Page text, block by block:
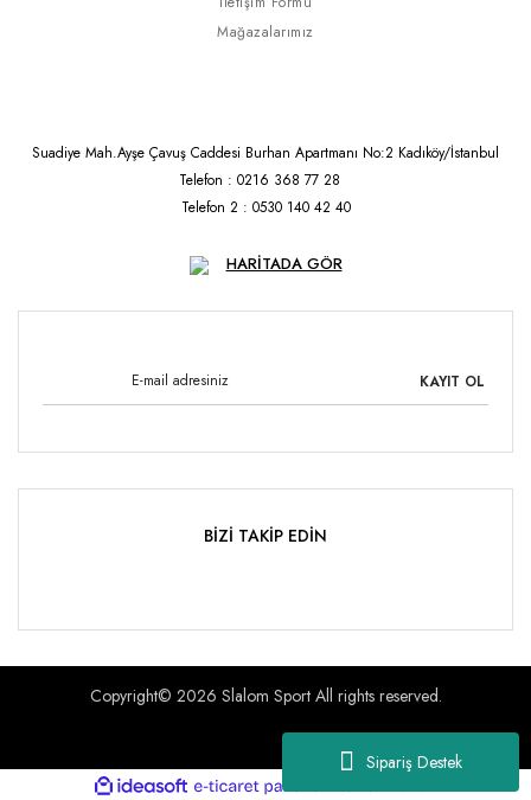
Sipariş Destek
Mağazalarımız
Suadiye Mah.Ayşe Çavuş Caddesi Burhan Apartmanı No:2 Kadıköy/İstanbul
Telefon : 0216 368 77 28
Telefon 2 : 0530 140 42 40
HARİTADA GÖR
KAYIT OL
BİZİ TAKİP EDİN
Copyright© 2026 Slalom Sport All rights reserved.
ideasoft